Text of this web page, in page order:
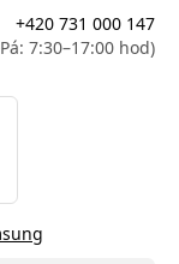
+420 731 000 147
7:30–17:00 hod)